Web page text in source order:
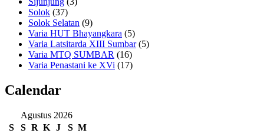
Solok (37)
Solok Selatan (9)
Varia HUT Bhayangkara (5)
Varia Latsitarda XIII Sumbar(5)
Varia MTQ SUMBAR (16)
Varia Penastani ke XVi (17)
Calendar
Agustus 2026
S
S R K J S M